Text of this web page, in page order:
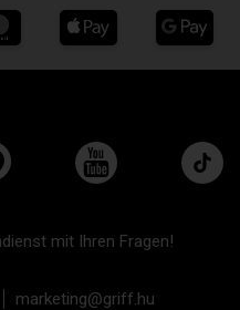
mit Ihren Fragen!
marketing@griff.hu